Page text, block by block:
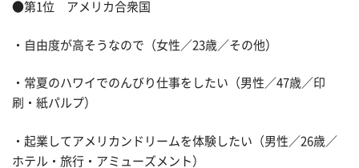
●第1位 アメリカ合衆国
・自由度が高そうなので（女性／23歳／その他）
・常夏のハワイでのんびり仕事をしたい（男性／47歳／印
刷・紙パルプ）
・起業してアメリカンドリームを体験したい（男性／26歳／
ホテル・旅行・アミューズメント）